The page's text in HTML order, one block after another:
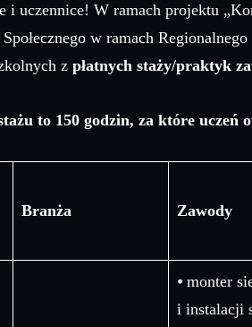
i uczennice! W ramach projektu
Społecznego w ramach
z płatnych staży/praktyk
to 150 godzin, za które uczeń
Branża Zawody
⦁ monter
i instalacji